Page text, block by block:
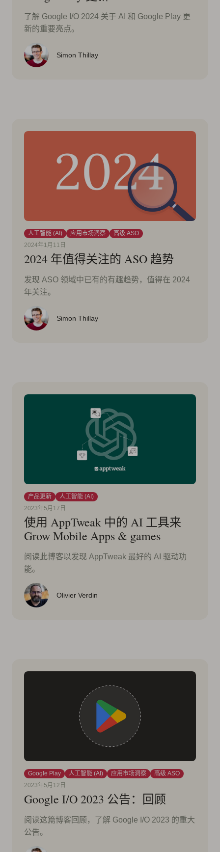
了解 Google I/O 2024 关于 AI 和 Google Play 更
新的重要亮点。
Simon Thillay
人工智能 (AI) 应用市场洞察
高级 ASO
2024年1月11日
2024 年值得关注的 ASO 趋势
发现 ASO 领域中已有的有趣趋势，值得在 2024
年关注。
Simon Thillay
产品更新
人工智能 (AI)
2023年5月17日
使用 AppTweak 中的 AI 工具来
Grow Mobile Apps & games
阅读此博客以发现 AppTweak 最好的 AI 驱动功
能。
Olivier Verdin
Google Play 人工智能 (AI) 应用市场洞察
高级 ASO
2023年5月12日
Google I/O 2023 公告：回顾
阅读这篇博客回顾，了解 Google I/O 2023 的重大
公告。